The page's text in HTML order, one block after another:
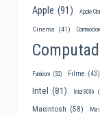
Apple (91) Apple
Cinema (41)
Famicom (32) Filme (43)
Intel (81) Intel 8086
Macintosh (58)